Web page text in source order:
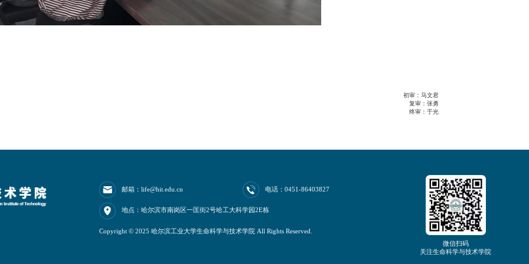
初审：马文君
复审：张勇
终审：于光
邮箱：life@hit.edu.cn 电话：0451-86403827
地点：哈尔滨市南岗区一匡街2号哈工大科学园2E栋
Copyright © 2025 哈尔滨工业大学生命科学与技术学院 All Rights Reserved.
微信扫码
关注生命科学与技术学院